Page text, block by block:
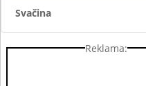
Svačina
Reklama: